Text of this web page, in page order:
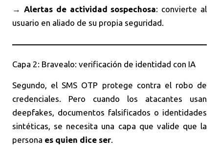
→ Alertas de actividad sospechosa: convierte al
usuario en aliado de su propia seguridad.
Capa 2: Bravealo: verificación de identidad con IA
Segundo, el SMS OTP protege contra el robo de
credenciales. Pero cuando los atacantes usan
deepfakes, documentos falsificados o identidades
sintéticas, se necesita una capa que valide que la
persona es quien dice ser.